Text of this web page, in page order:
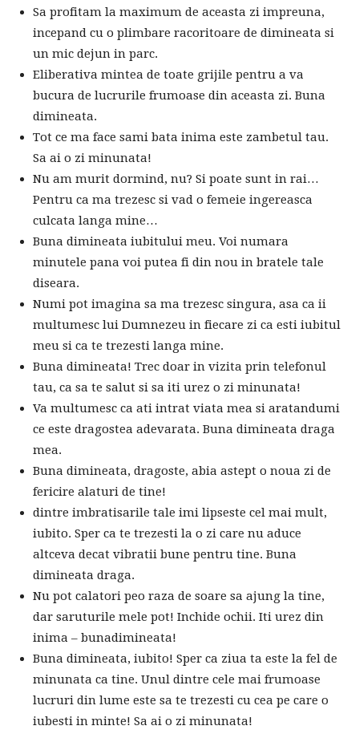
Sa profitam la maximum de aceasta zi impreuna,
incepand cu o plimbare racoritoare de dimineata si
un mic dejun in parc.
Eliberativa mintea de toate grijile pentru a va
bucura de lucrurile frumoase din aceasta zi. Buna
dimineata.
Tot ce ma face sami bata inima este zambetul tau.
Sa ai o zi minunata!
Nu am murit dormind, nu? Si poate sunt in rai…
Pentru ca ma trezesc si vad o femeie ingereasca
culcata langa mine…
Buna dimineata iubitului meu. Voi numara
minutele pana voi putea fi din nou in bratele tale
diseara.
Numi pot imagina sa ma trezesc singura, asa ca ii
multumesc lui Dumnezeu in fiecare zi ca esti iubitul
meu si ca te trezesti langa mine.
Buna dimineata! Trec doar in vizita prin telefonul
tau, ca sa te salut si sa iti urez o zi minunata!
Va multumesc ca ati intrat viata mea si aratandumi
ce este dragostea adevarata. Buna dimineata draga
mea.
Buna dimineata, dragoste, abia astept o noua zi de
fericire alaturi de tine!
dintre imbratisarile tale imi lipseste cel mai mult,
iubito. Sper ca te trezesti la o zi care nu aduce
altceva decat vibratii bune pentru tine. Buna
dimineata draga.
Nu pot calatori peo raza de soare sa ajung la tine,
dar saruturile mele pot! Inchide ochii. Iti urez din
inima – bunadimineata!
Buna dimineata, iubito! Sper ca ziua ta este la fel de
minunata ca tine. Unul dintre cele mai frumoase
lucruri din lume este sa te trezesti cu cea pe care o
iubesti in minte! Sa ai o zi minunata!